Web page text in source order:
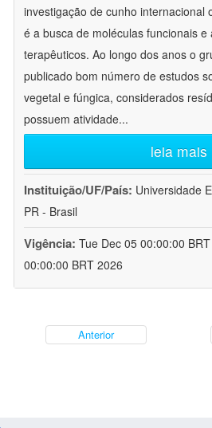
investigação de cunho internacional
é a busca de moléculas funcionais e
terapêuticos. Ao longo dos anos o
publicado bom número de estudos
vegetal e fúngica, considerados
possuem atividade...
leia mais
Instituição/UF/País: Universidade
PR - Brasil
Vigência: Tue Dec 05 00:00:00
00:00:00 BRT 2026
Anterior